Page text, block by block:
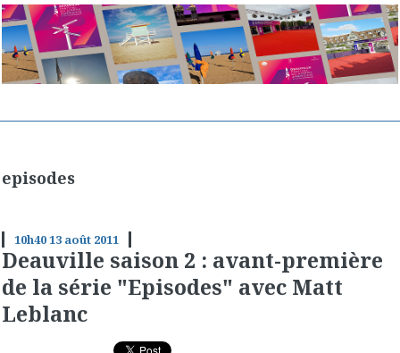
episodes
10h4013 août 2011
Deauville saison 2 : avant-première
de la série "Episodes" avec Matt
Leblanc